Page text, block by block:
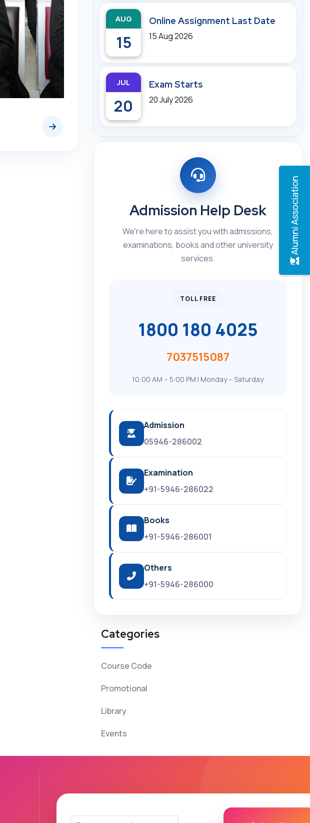
Alumni Association
AUG
15
Online Assignment Last Date
15 Aug 2026
JUL
20
Exam Starts
20 July 2026
Admission Help Desk
We're here to assist you with admissions,
examinations, books and other university
services.
TOLL FREE
1800 180 4025
7037515087
10:00 AM – 5:00 PM | Monday – Saturday
Admission
05946-286002
Examination
+91-5946-286022
Books
+91-5946-286001
Others
+91-5946-286000
Categories
Course Code
Promotional
Library
Events